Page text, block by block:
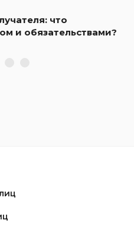
что
и обязательствами?